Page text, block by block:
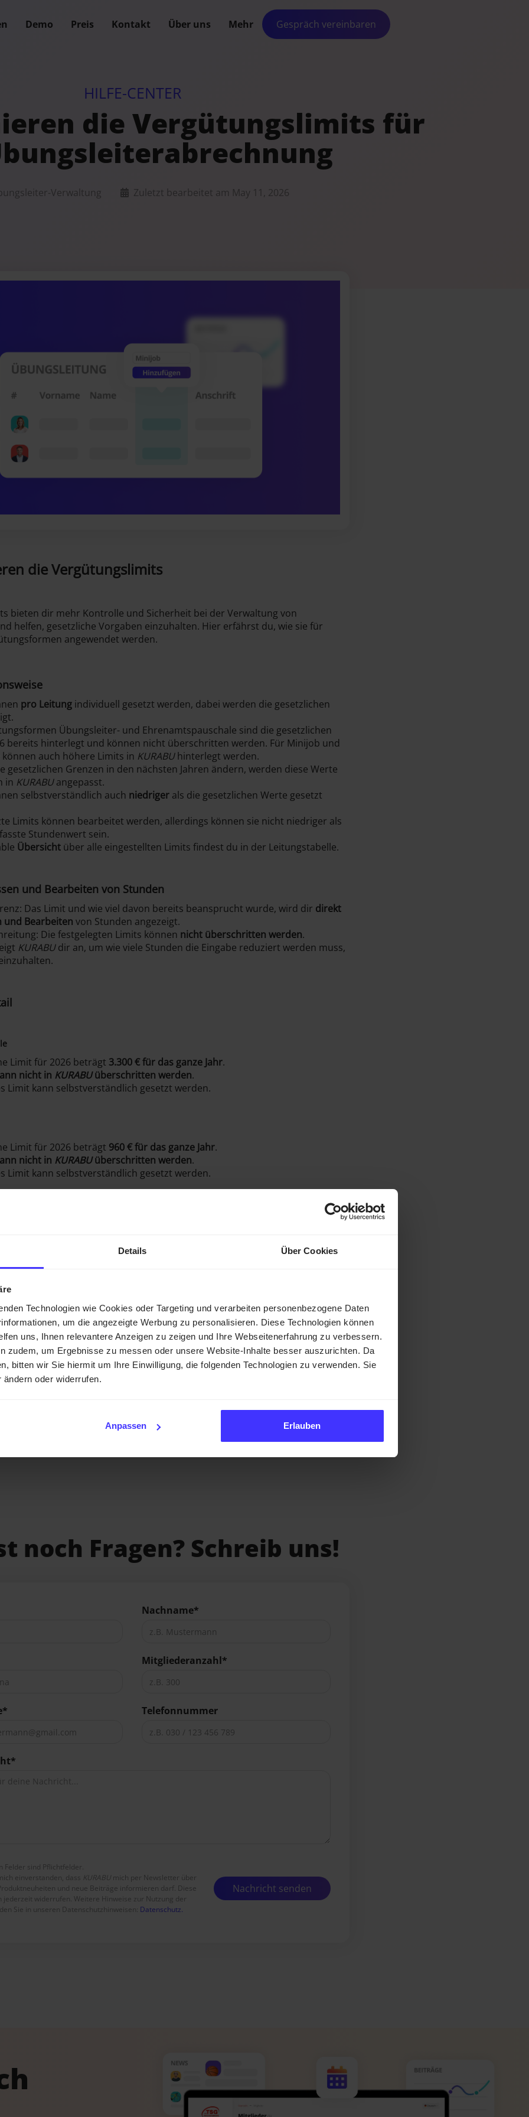
Details Über Cookies
Technologien wie Cookies oder Targeting und verarbeiten personenbezogene Daten
um die angezeigte Werbung zu personalisieren. Diese Technologien können
uns, Ihnen relevantere Anzeigen zu zeigen und Ihre Webseitenerfahrung zu verbessern.
zudem, um Ergebnisse zu messen oder unsere Website-Inhalte besser auszurichten. Da
bitten wir Sie hiermit um Ihre Einwilligung, die folgenden Technologien zu verwenden. Sie
oder widerrufen.
Anpassen Erlauben
Demo Preis Kontakt Über uns Mehr Gespräch vereinbaren
HILFE-CENTER
die Vergütungslimits für
Verwaltung Zuletzt bearbeitet am May 11, 2026
die Vergütungslimits
bieten dir mehr Kontrolle und Sicherheit bei der Verwaltung von
helfen, gesetzliche Vorgaben einzuhalten. Hier erfährst du, wie sie für
angewendet werden.
pro Leitung individuell gesetzt werden, dabei werden die gesetzlichen
Übungsleiter- und Ehrenamtspauschale sind die gesetzlichen
bereits hinterlegt und können nicht überschritten werden. Für Minijob und
auch höhere Limits in KURABUhinterlegt werden.
gesetzlichen Grenzen in den nächsten Jahren ändern, werden diese Werte
in KURABUangepasst.
selbstverständlich auch niedriger als die gesetzlichen Werte gesetzt
Limits können bearbeitet werden, allerdings können sie nicht niedriger als
Stundenwert sein.
Übersicht über alle eingestellten Limits findest du in der Leitungstabelle.
und Bearbeiten von Stunden
Das Limit und wie viel davon bereits beansprucht wurde, wird dir direkt
und Bearbeiten von Stunden angezeigt.
Die festgelegten Limits können nicht überschritten werden.
KURABUdir an, um wie viele Stunden die Eingabe reduziert werden muss,
Limit für 2026 beträgt 3.300 € für das ganze Jahr.
nicht in KURABUüberschritten werden.
Limit kann selbstverständlich gesetzt werden.
Limit für 2026 beträgt 960 € für das ganze Jahr.
nicht in KURABUüberschritten werden.
Limit kann selbstverständlich gesetzt werden.
werden darf.
kann
für steuerfreie Zahlungen liegt bei25.000 € jährlich, im Rahmen der
für die keine Umsatzsteuer fällig wird.
kannhöher als 25.000 €gesetzt werden.
Lohnbuchhaltungs- oder Abrechnungstool benötigt.
noch Fragen? Schreib uns!
Nachname*
Mitgliederanzahl*
Telefonnummer
Felder sind Pflichtfelder.
einverstanden, dass KURABU mich per Newsletter über
und neue Beiträge informieren darf. Diese
jederzeit widerrufen. Weitere Hinweise zur Nutzung der
Sie in unseren Datenschutzhinweisen: Datenschutz.